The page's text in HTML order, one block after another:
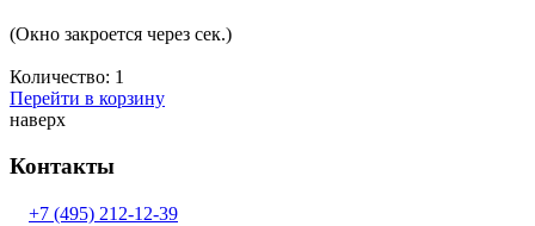
(Окно закроется через сек.)
Количество: 1
Перейти в корзину
наверх
Контакты
+7 (495) 212-12-39